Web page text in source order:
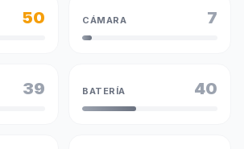
50 CÁMARA 7
39 BATERÍA 40